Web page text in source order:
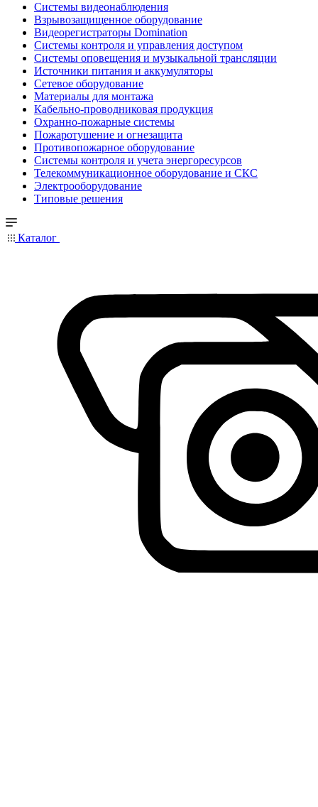
Системы видеонаблюдения
Взрывозащищенное оборудование
Видеорегистраторы Domination
Системы контроля и управления доступом
Системы оповещения и музыкальной трансляции
Источники питания и аккумуляторы
Сетевое оборудование
Материалы для монтажа
Кабельно-проводниковая продукция
Охранно-пожарные системы
Пожаротушение и огнезащита
Противопожарное оборудование
Системы контроля и учета энергоресурсов
Телекоммуникационное оборудование и СКС
Электрооборудование
Типовые решения
Каталог